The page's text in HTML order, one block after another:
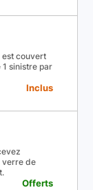
est couvert
sinistre par
Inclus
verre de
Offerts